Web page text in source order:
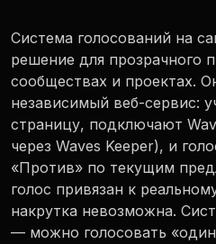
Система голосований на
решение для прозрачного
сообществах и проектах.
независимый веб-сервис:
страницу, подключают
через Waves Keeper), и
«Против» по текущим
голос привязан к
накрутка невозможна.
— можно голосовать